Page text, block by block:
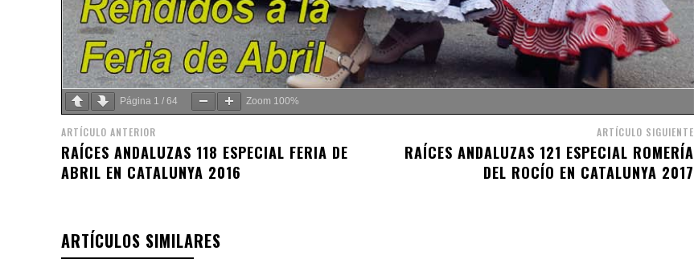
Página 1 / 64 Zoom 100%
ARTÍCULO ANTERIOR
RAÍCES ANDALUZAS 118 ESPECIAL FERIA DE
ABRIL EN CATALUNYA 2016
ARTÍCULO SIGUIENTE
RAÍCES ANDALUZAS 121 ESPECIAL ROMERÍA
DEL ROCÍO EN CATALUNYA 2017
ARTÍCULOS SIMILARES